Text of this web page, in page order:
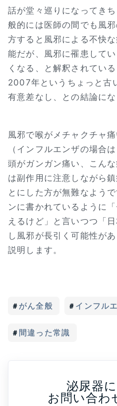
話が堂々巡りになってき
般的には医師の間でも風
方すると風邪による不快
能だが、風邪に罹患して
くなる、と解釈されてい
2007年というちょっと古
有意差なし、との結論にな
風邪で喉がメチャクチャ
（インフルエンザの場合
頭がガンガン痛い、こん
は副作用に注意しながら
とにした方が無難なよう
ンに書かれているように
えるけど」と言いつつ「
し風邪が長引く可能性が
説明します。
がん全般 インフル
間違った常識
泌尿器
お問い合わ